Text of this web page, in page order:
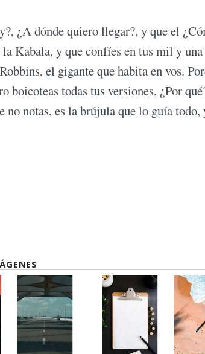
¿A dónde quiero llegar?, y que el
Kabala, y que confíes en tus mil y
el gigante que habita en vos.
boicoteas todas tus versiones, ¿Por
no notas, es la brújula que lo guía